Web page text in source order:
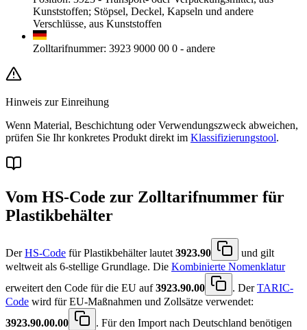
Kunststoffen; Stöpsel, Deckel, Kapseln und andere
Verschlüsse, aus Kunststoffen
Zolltarifnummer: 3923 9000 00 0 - andere
Hinweis zur Einreihung
Wenn Material, Beschichtung oder Verwendungszweck abweichen,
prüfen Sie Ihr konkretes Produkt direkt im Klassifizierungstool.
Vom HS-Code zur Zolltarifnummer für
Plastikbehälter
DerHS-Code für Plastikbehälter lautet3923.90
und gilt
weltweit als 6-stellige Grundlage. Die Kombinierte Nomenklatur
erweitert den Code für die EU auf3923.90.00 . DerTARIC-
Code wird für EU-Maßnahmen und Zollsätze verwendet:
3923.90.00.00
. Für den Import nach Deutschland benötigen